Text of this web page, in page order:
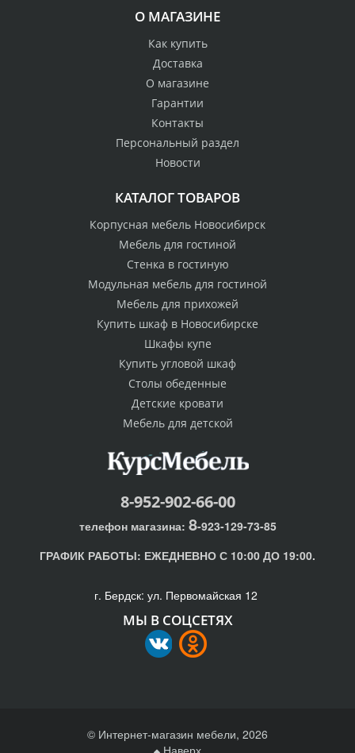
О МАГАЗИНЕ
Как купить
Доставка
О магазине
Гарантии
Контакты
Персональный раздел
Новости
КАТАЛОГ ТОВАРОВ
Корпусная мебель Новосибирск
Мебель для гостиной
Стенка в гостиную
Модульная мебель для гостиной
Мебель для прихожей
Купить шкаф в Новосибирске
Шкафы купе
Купить угловой шкаф
Столы обеденные
Детские кровати
Мебель для детской
8-952-902-66-00
телефон магазина: 8-923-129-73-85
ГРАФИК РАБОТЫ: ЕЖЕДНЕВНО С 10:00 ДО 19:00.
г. Бердск: ул. Первомайская 12
МЫ В СОЦСЕТЯХ
© Интернет-магазин мебели, 2026
Наверх